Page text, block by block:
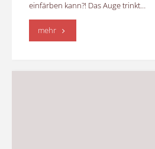
einfärben kann?! Das Auge trinkt…
mehr"Colored